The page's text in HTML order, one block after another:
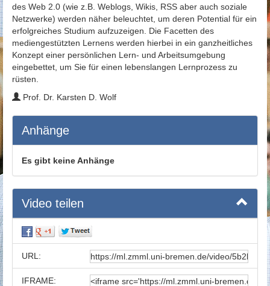
des Web 2.0 (wie z.B. Weblogs, Wikis, RSS aber auch soziale
Netzwerke) werden näher beleuchtet, um deren Potential für ein
erfolgreiches Studium aufzuzeigen. Die Facetten des
mediengestützten Lernens werden hierbei in ein ganzheitliches
Konzept einer persönlichen Lern- und Arbeitsumgebung
eingebettet, um Sie für einen lebenslangen Lernprozess zu
rüsten.
Prof. Dr. Karsten D. Wolf
Anhänge
Es gibt keine Anhänge
Video teilen
URL:
IFRAME: